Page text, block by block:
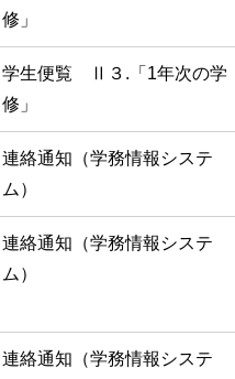
修」
学生便覧 Ⅱ３.「1年次の学
修」
連絡通知（学務情報システ
ム）
連絡通知（学務情報システ
ム）
連絡通知（学務情報システ